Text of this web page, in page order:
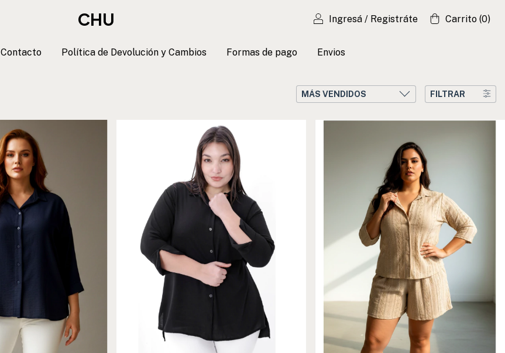
CHU Ingresá / Registráte Carrito (0)
Contacto Política de Devolución y Cambios Formas de pago Envios
FILTRAR